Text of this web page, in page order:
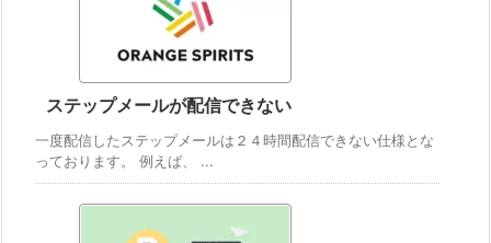
ステップメールが配信できない
一度配信したステップメールは２４時間配信できない仕様とな
っております。 例えば、 ...